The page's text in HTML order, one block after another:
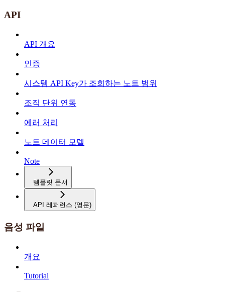
API
API 개요
인증
시스템 API Key가 조회하는 노트 범위
조직 단위 연동
에러 처리
노트 데이터 모델
Note
템플릿 문서
API 레퍼런스 (영문)
음성 파일
개요
Tutorial